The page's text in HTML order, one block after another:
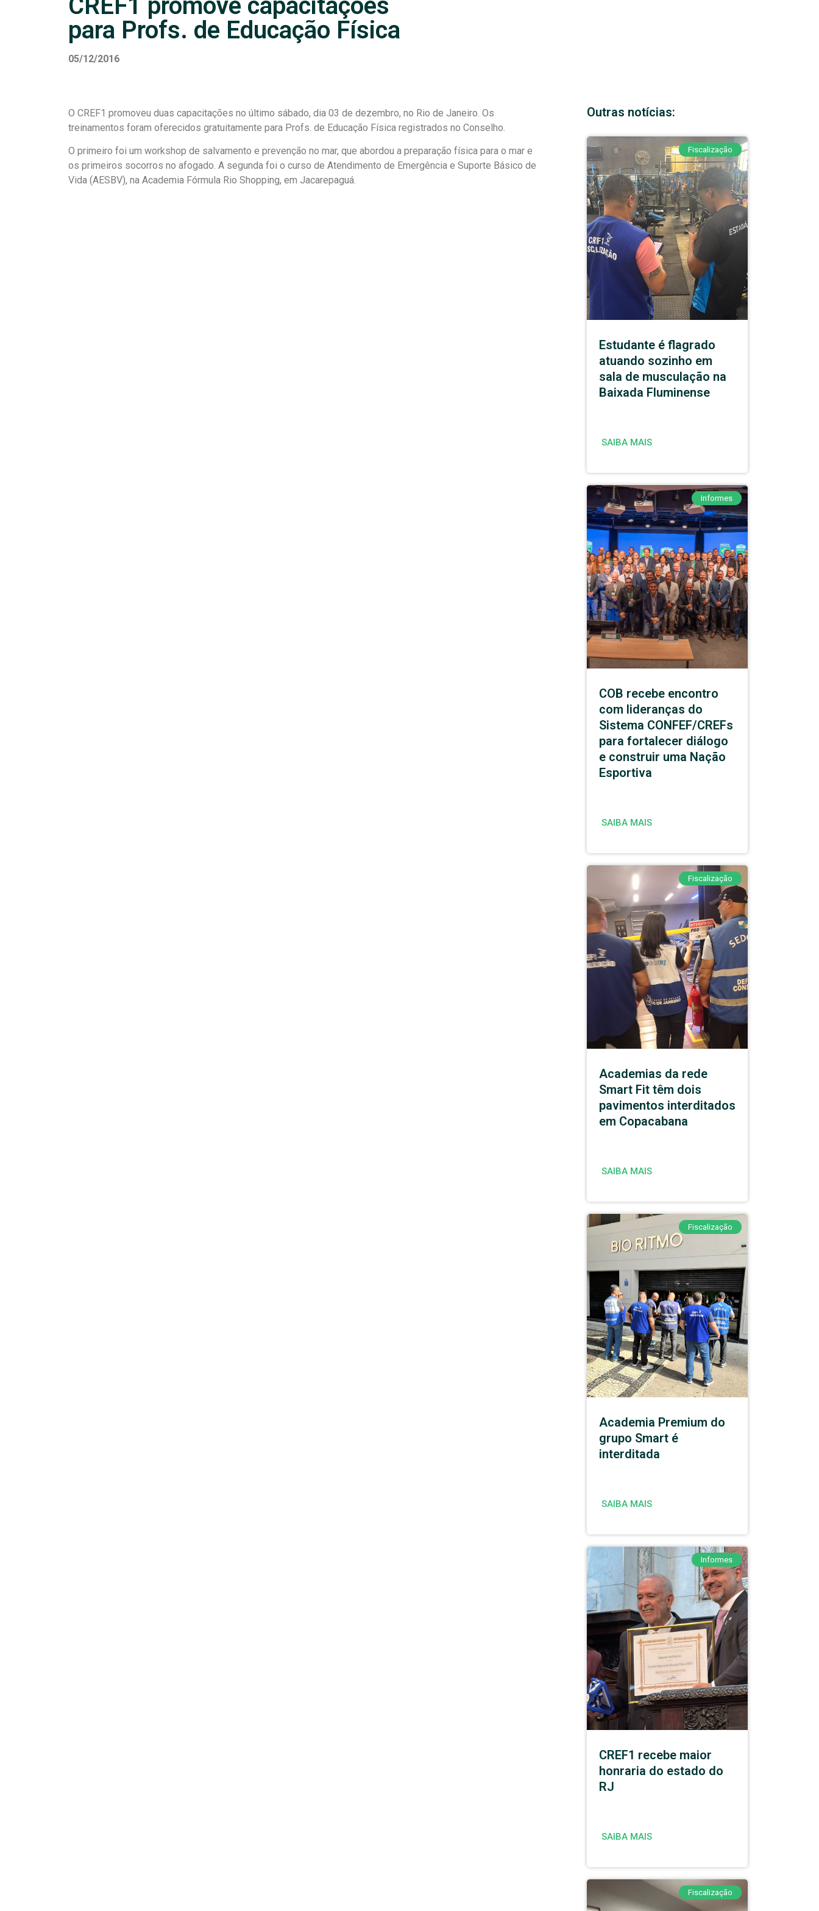
CREF1 promove capacitações
para Profs. de Educação Física
05/12/2016
O CREF1 promoveu duas capacitações no último sábado, dia 03 de dezembro, no Rio de Janeiro. Os
treinamentos foram oferecidos gratuitamente para Profs. de Educação Física registrados no Conselho.
O primeiro foi um workshop de salvamento e prevenção no mar, que abordou a preparação física para o mar e
os primeiros socorros no afogado. A segunda foi o curso de Atendimento de Emergência e Suporte Básico de
Vida (AESBV), na Academia Fórmula Rio Shopping, em Jacarepaguá.
Outras notícias:
Fiscalização
Estudante é flagrado
atuando sozinho em
sala de musculação na
Baixada Fluminense
SAIBA MAIS
Informes
COB recebe encontro
com lideranças do
Sistema CONFEF/CREFs
para fortalecer diálogo
e construir uma Nação
Esportiva
SAIBA MAIS
Fiscalização
Academias da rede
Smart Fit têm dois
pavimentos interditados
em Copacabana
SAIBA MAIS
Fiscalização
Academia Premium do
grupo Smart é
interditada
SAIBA MAIS
Informes
CREF1 recebe maior
honraria do estado do
RJ
SAIBA MAIS
Fiscalização